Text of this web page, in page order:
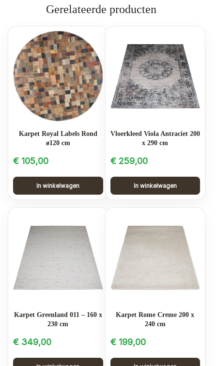
Gerelateerde producten
Karpet Royal Labels Rond
ø120 cm
€ 105,00
In winkelwagen
Vloerkleed Viola Antraciet 200
x 290 cm
€259,00
In winkelwagen
Karpet Greenland 011 – 160 x
230 cm
€ 349,00
Karpet Rome Creme 200 x
240 cm
€199,00